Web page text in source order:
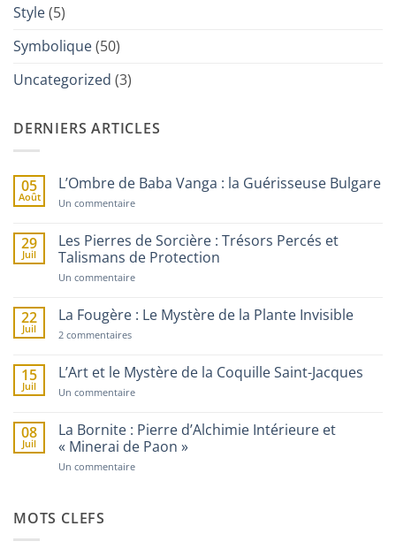
Style(5)
Symbolique(50)
Uncategorized (3)
DERNIERS ARTICLES
05
Août
L’Ombre de Baba Vanga : la Guérisseuse Bulgare
Un commentairesur
Baba
Vanga
:
Guérisseuse
29
Juil
Les Pierres de Sorcière : Trésors Percés et
Talismans de Protection
Un commentairesur
de
Sorcière
et
Talismans
de
22
Juil
La Fougère : Le Mystère de la Plante Invisible
2 commentairessur
:
Le
Mystère
Plante
Invisible
15
Juil
L’Art et le Mystère de la Coquille Saint-Jacques
Un commentairesur
le
Mystère
de
Coquille
08
Juil
La Bornite : Pierre d’Alchimie Intérieure et
« Minerai de Paon »
Un commentairesur
MOTS CLEFS